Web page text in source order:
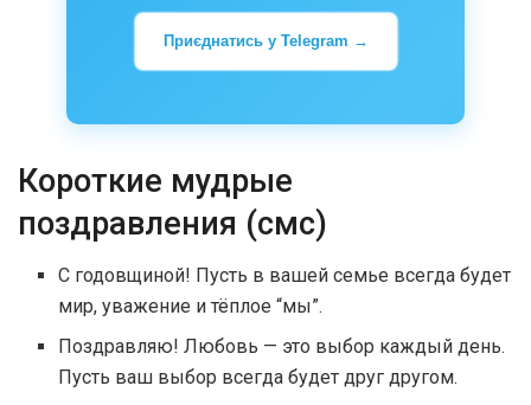
Приєднатись у Telegram →
Короткие мудрые
поздравления (смс)
С годовщиной! Пусть в вашей семье всегда будет
мир, уважение и тёплое “мы”.
Поздравляю! Любовь — это выбор каждый день.
Пусть ваш выбор всегда будет друг другом.